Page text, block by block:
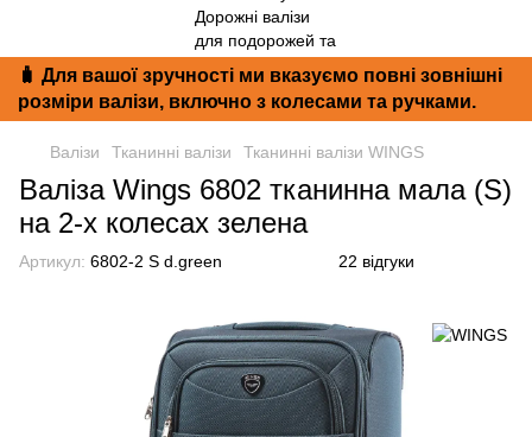
🧳 Для вашої зручності ми вказуємо повні зовнішні
розміри валізи, включно з колесами та ручками.
Валізи Тканинні валізи Тканинні валізи WINGS
Валіза Wings 6802 тканинна мала (S)
на 2-х колесах зелена
Артикул: 6802-2 S d.green 22 відгуки